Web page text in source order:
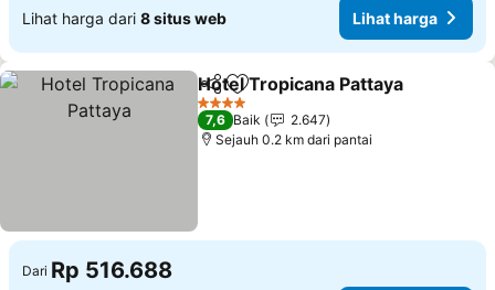
Lihat harga dari 8 situs web Lihat harga
BagikanTambahkan ke favorit
Hotel Tropicana Pattaya
4 Bintang
7,6 Baik
2.647
Sejauh 0.2 km dari pantai
Dari Rp 516.688